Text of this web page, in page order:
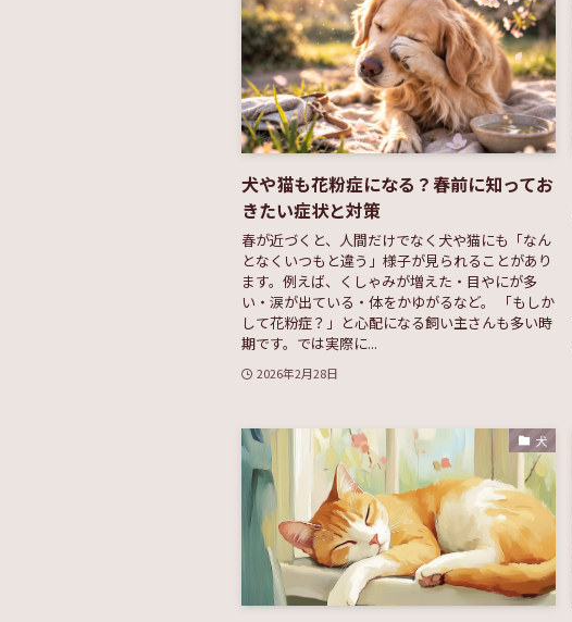
犬や猫も花粉症になる？春前に知ってお
きたい症状と対策
春が近づくと、人間だけでなく犬や猫にも「なん
となくいつもと違う」様子が見られることがあり
ます。例えば、くしゃみが増えた・目やにが多
い・涙が出ている・体をかゆがるなど。 「もしか
して花粉症？」と心配になる飼い主さんも多い時
期です。では実際に...
2026年2月28日
犬